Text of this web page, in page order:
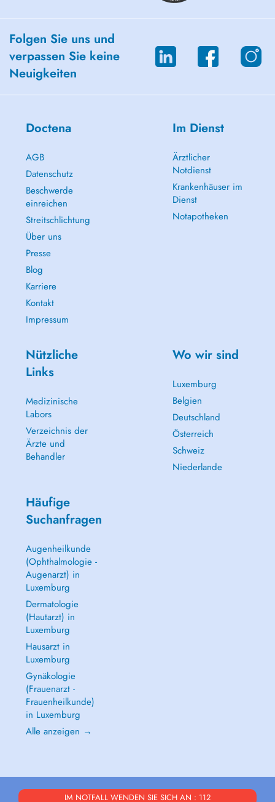
Folgen Sie uns und
verpassen Sie keine
Neuigkeiten
Doctena
AGB
Datenschutz
Beschwerde
einreichen
Streitschlichtung
Über uns
Presse
Blog
Karriere
Kontakt
Impressum
Im Dienst
Ärztlicher
Notdienst
Krankenhäuser im
Dienst
Notapotheken
Nützliche
Links
Medizinische
Labors
Verzeichnis der
Ärzte und
Behandler
Wo wir sind
Luxemburg
Belgien
Deutschland
Österreich
Schweiz
Niederlande
Häufige
Suchanfragen
Augenheilkunde
(Ophthalmologie -
Augenarzt) in
Luxemburg
Dermatologie
(Hautarzt) in
Luxemburg
Hausarzt in
Luxemburg
Gynäkologie
(Frauenarzt -
Frauenheilkunde)
in Luxemburg
Alle anzeigen →
IM NOTFALL WENDEN SIE SICH AN : 112